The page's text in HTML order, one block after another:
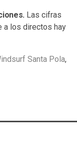
Las cifras
a los directos hay
Santa Pola,